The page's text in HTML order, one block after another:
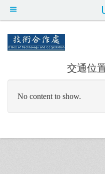
交通位
No content to show.